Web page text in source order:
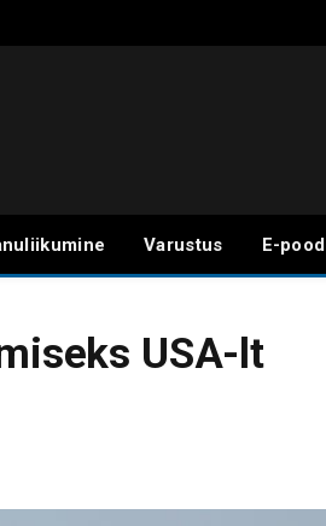
Varustus E-pood
USA-lt